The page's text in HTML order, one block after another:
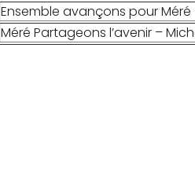
Ensemble avançons pour
Méré Partageons l’avenir –